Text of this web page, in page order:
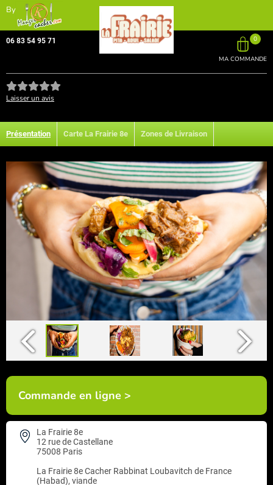
By
06 83 54 95 71
MA COMMANDE
0
Laisser un avis
Présentation Carte La Frairie 8e Zones de Livraison
Commande en ligne >
La Frairie 8e
12 rue de Castellane
75008 Paris
La Frairie 8eCacher Rabbinat Loubavitch de France
(Habad), viande